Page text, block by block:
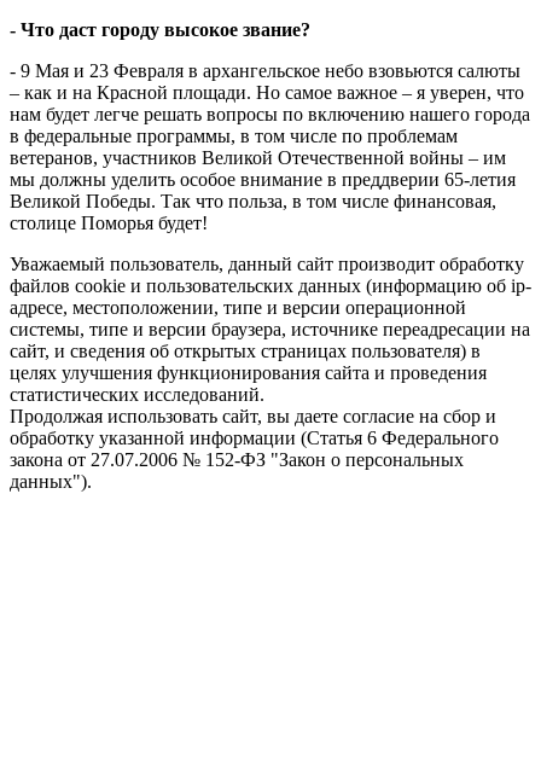
- Что даст городу высокое звание?
- 9 Мая и 23 Февраля в архангельское небо взовьются салюты
– как и на Красной площади. Но самое важное – я уверен, что
нам будет легче решать вопросы по включению нашего города
в федеральные программы, в том числе по проблемам
ветеранов, участников Великой Отечественной войны – им
мы должны уделить особое внимание в преддверии 65-летия
Великой Победы. Так что польза, в том числе финансовая,
столице Поморья будет!
Уважаемый пользователь, данный сайт производит обработку
файлов cookie и пользовательских данных (информацию об ip-
адресе, местоположении, типе и версии операционной
системы, типе и версии браузера, источнике переадресации на
сайт, и сведения об открытых страницах пользователя) в
целях улучшения функционирования сайта и проведения
статистических исследований.
Продолжая использовать сайт, вы даете согласие на сбор и
обработку указанной информации (Статья 6 Федерального
закона от 27.07.2006 № 152-ФЗ "Закон о персональных
данных").